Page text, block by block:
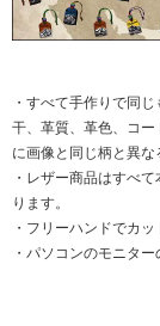
・すべて手作りで同
干、革質、革色、コ
に画像と同じ柄と異な
・レザー商品はすべ
ります。
・フリーハンドでカ
・パソコンのモニタ